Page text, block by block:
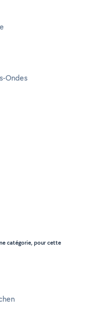
Ondes
catégorie, pour cette